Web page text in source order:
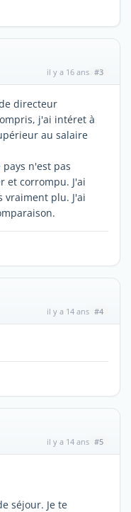
il y a 16 ans #3
directeur
j'ai intéret à
au salaire
n'est pas
et corrompu. J'ai
vraiment plu. J'ai
il y a 14 ans #4
il y a 14 ans #5
séjour. Je te